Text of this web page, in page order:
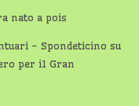
nato a pois
- Spondeticino su
per il Gran